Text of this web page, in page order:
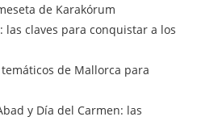
de Karakórum
las claves para conquistar a los
de Mallorca para
y Día del Carmen: las